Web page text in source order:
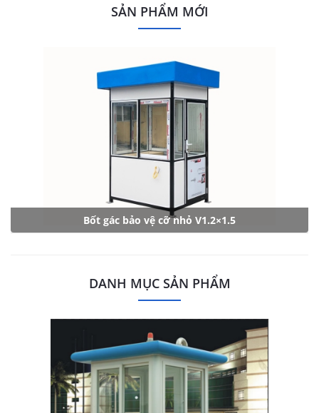
SẢN PHẨM MỚI
Bốt gác bảo vệ cỡ nhỏ V1.2×1.5
DANH MỤC SẢN PHẨM